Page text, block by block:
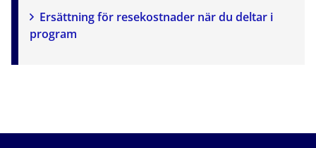
Ersättning för resekostnader när du deltar i
program